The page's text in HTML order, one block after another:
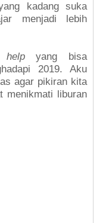
kadang suka
menjadi lebih
yang bisa
2019. Aku
agar pikiran kita
menikmati liburan